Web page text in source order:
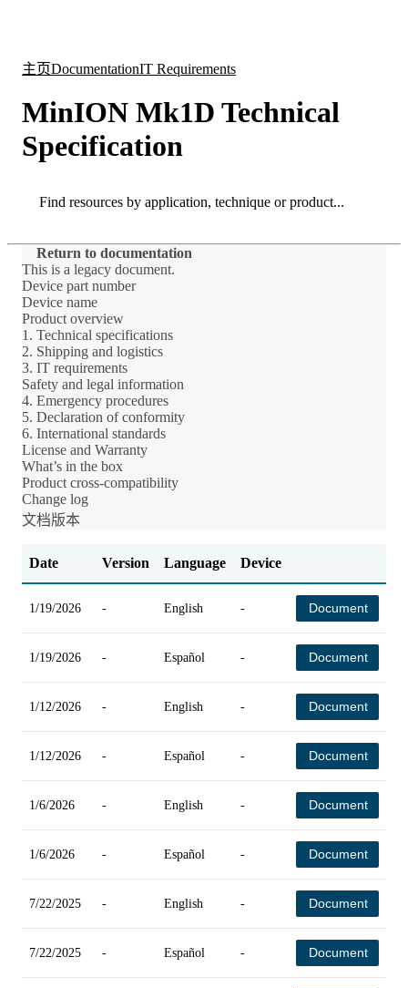
主页DocumentationIT Requirements
MinION Mk1D Technical
Specification
Search
Return to documentation
This is a legacy document.
Device part number
Device name
Product overview
1. Technical specifications
2. Shipping and logistics
3. IT requirements
Safety and legal information
4. Emergency procedures
5. Declaration of conformity
6. International standards
License and Warranty
What’s in the box
Product cross-compatibility
Change log
文档版本
Date Version Language Device
1/19/2026 - English - Document
1/19/2026 - Español - Document
1/12/2026 - English - Document
1/12/2026 - Español - Document
1/6/2026 - English - Document
1/6/2026 - Español - Document
7/22/2025 - English - Document
7/22/2025 - Español - Document